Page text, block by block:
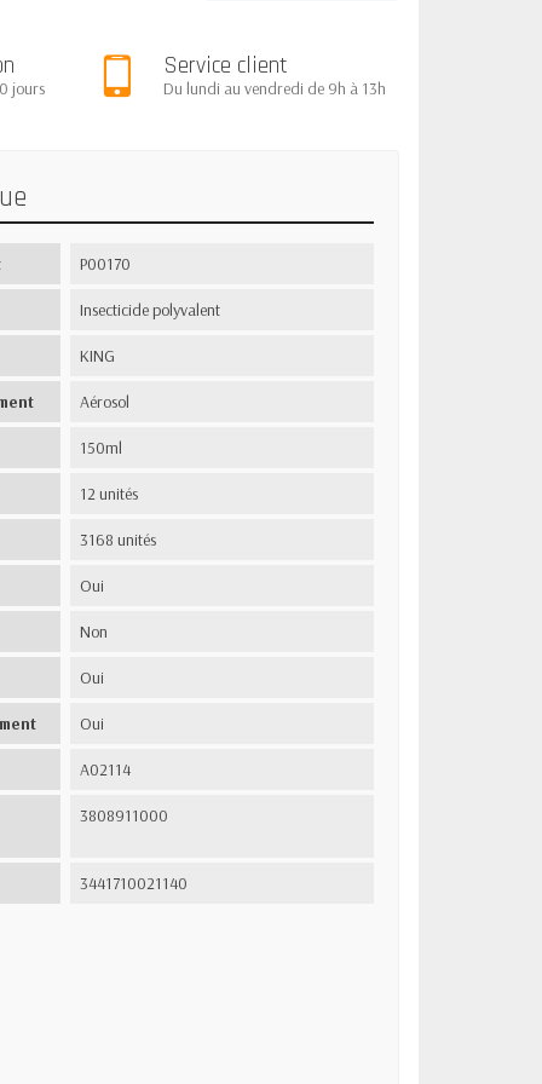
jours
Service client
Du lundi au vendredi de 9h à 13h
P00170
Insecticide polyvalent
KING
Aérosol
150ml
12 unités
3168 unités
Oui
Non
Oui
Oui
A02114
3808911000
3441710021140